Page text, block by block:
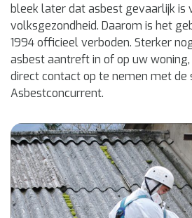
bleek later dat asbest gevaarlijk is
volksgezondheid. Daarom is het
1994 officieel verboden. Sterker
asbest aantreft in of op uw
direct contact op te nemen met de
Asbestconcurrent.